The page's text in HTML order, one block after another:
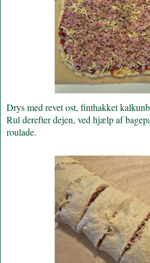
Drys med revet ost, finthakket
Rul derefter dejen, ved hjælp af
roulade.